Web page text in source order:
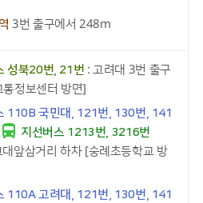
3번 출구에서 248m
성북20번, 21번 : 고려대 3번 출구
정보센터 방면]
110B 국민대, 121번, 130번, 141
지선버스 1213번, 3216번
앞삼거리 하차 [숭례초등학교 방
110A 고려대, 121번, 130번, 141